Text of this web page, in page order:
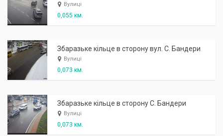
Вулиці
0,055 км.
Збаразьке кільце в сторону вул. С. Бандери
Вулиці
0,073 км.
Збаразьке кільце в сторону С. Бандери
Вулиці
0,073 км.